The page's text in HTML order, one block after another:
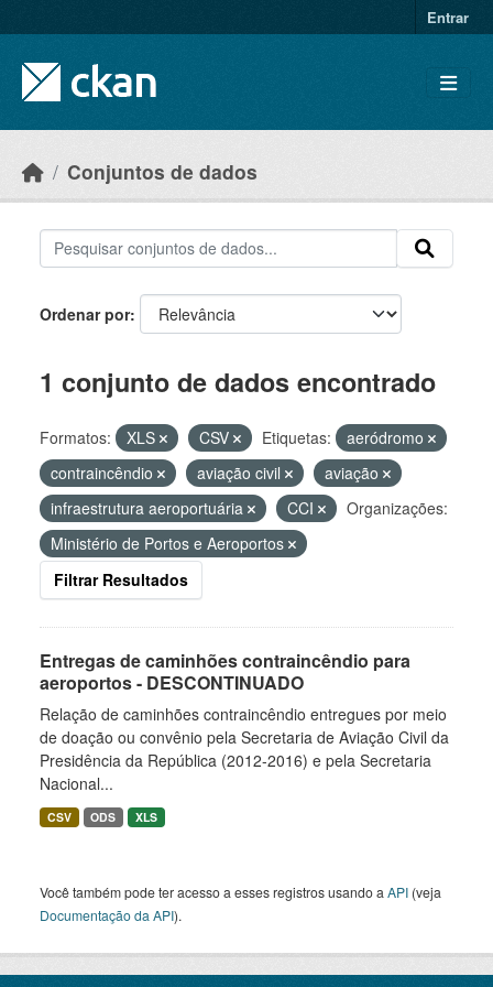
Entrar
Conjuntos de dados
Ordenar por
1 conjunto de dados encontrado
Formatos: XLS CSV Etiquetas:
aeródromo
contraincêndio
aviação civil
aviação
infraestrutura aeroportuária
CCI
Organizações:
Ministério de Portos e Aeroportos
Filtrar Resultados
Entregas de caminhões contraincêndio para
aeroportos - DESCONTINUADO
Relação de caminhões contraincêndio entregues por meio
de doação ou convênio pela Secretaria de Aviação Civil da
Presidência da República (2012-2016) e pela Secretaria
Nacional...
CSV ODS XLS
Você também pode ter acesso a esses registros usando a API (veja
Documentação da API).